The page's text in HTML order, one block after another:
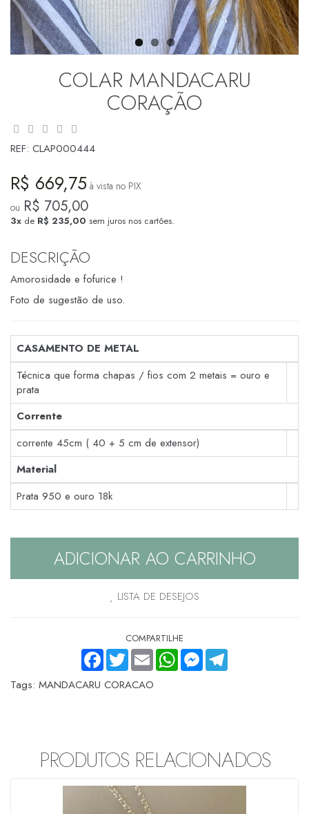
COLAR MANDACARU
CORAÇÃO
REF: CLAP000444
R$ 669,75 à vista no PIX
ou R$ 705,00
3x de R$ 235,00 sem juros nos cartões.
DESCRIÇÃO
Amorosidade e fofurice !
Foto de sugestão de uso.
CASAMENTO DE METAL
Técnica que forma chapas / fios com 2 metais = ouro e
prata
Corrente
corrente 45cm ( 40 + 5 cm de extensor)
Material
Prata 950 e ouro 18k
ADICIONAR AO CARRINHO
LISTA DE DESEJOS
COMPARTILHE
FACEBOOKTWITTEREMAIL WHATSAPPMESSENGER
TELEGRAM
Tags: MANDACARU CORACAO
PRODUTOS RELACIONADOS